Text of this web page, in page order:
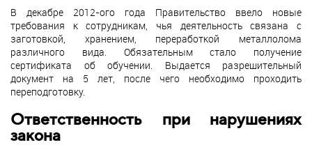
В декабре 2012-ого года Правительство ввело новые
требования к сотрудникам, чья деятельность связана с
заготовкой, хранением, переработкой металлолома
различного вида. Обязательным стало получение
сертификата об обучении. Выдается разрешительный
документ на 5 лет, после чего необходимо проходить
переподготовку.
Ответственность при нарушениях
закона